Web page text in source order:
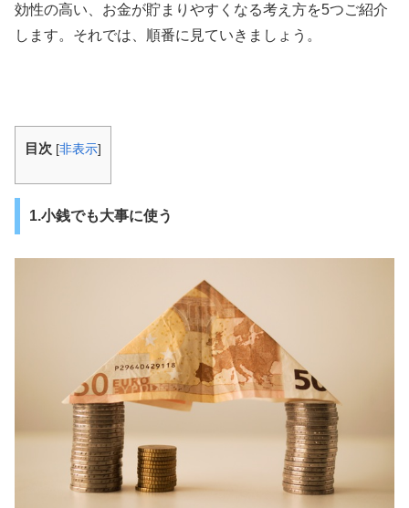
効性の高い、お金が貯まりやすくなる考え方を5つご紹介
します。それでは、順番に見ていきましょう。
目次 [非表示]
1.小銭でも大事に使う